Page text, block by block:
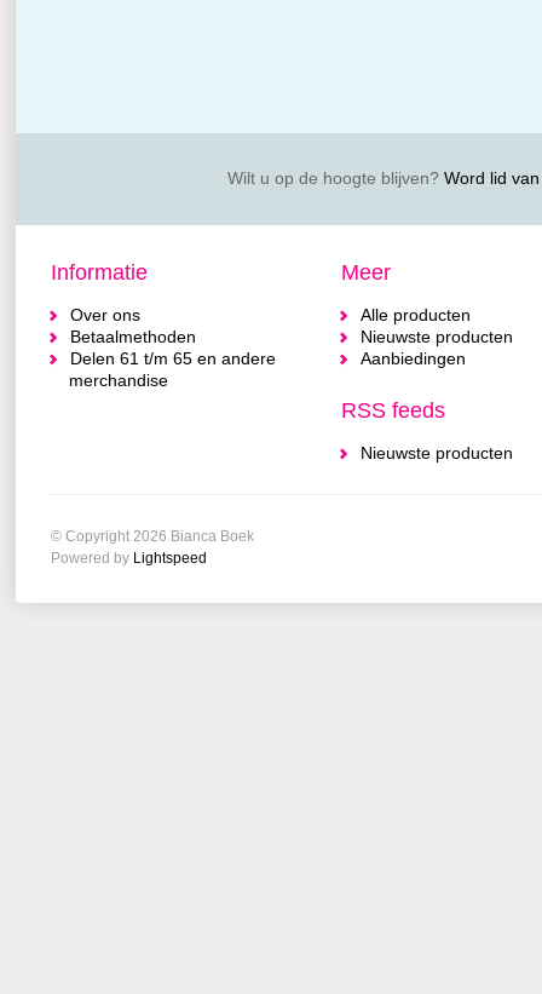
Wilt u op de hoogte blijven?Word lid van
Informatie
Over ons
Betaalmethoden
Delen 61 t/m 65 en andere
merchandise
Meer
Alle producten
Nieuwste producten
Aanbiedingen
RSS feeds
Nieuwste producten
© Copyright 2026 Bianca Boek
Powered by Lightspeed